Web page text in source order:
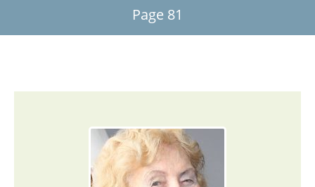
Page 81